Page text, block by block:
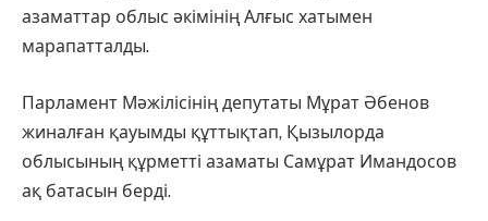
азаматтар облыс әкімінің Алғыс хатымен
марапатталды.
Парламент Мәжілісінің депутаты Мұрат Әбенов
жиналған қауымды құттықтап, Қызылорда
облысының құрметті азаматы Самұрат Имандосов
ақ батасын берді.